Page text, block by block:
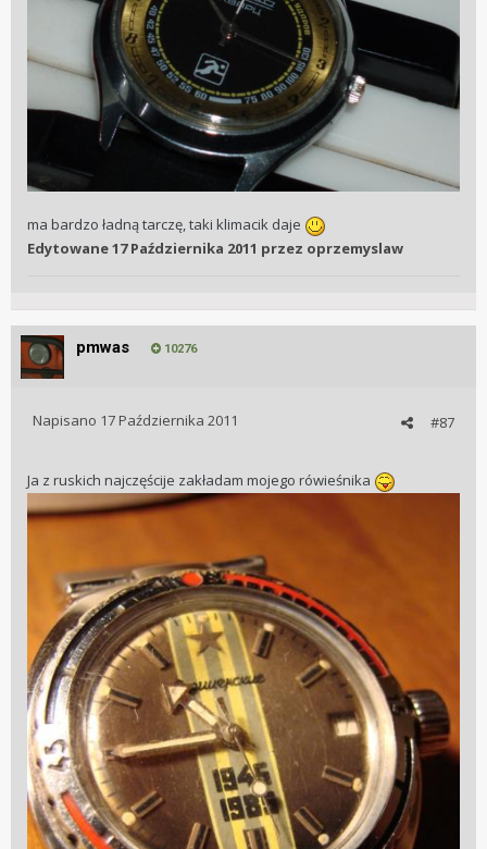
ma bardzo ładną tarczę, taki klimacik daje
Edytowane17 Października 2011 przez oprzemyslaw
pmwas 10276
#87
Napisano 17 Października 2011
Ja z ruskich najczęścije zakładam mojego rówieśnika